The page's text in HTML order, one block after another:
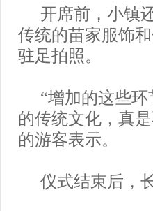
开席前，小镇
传统的苗家服饰
驻足拍照。
“增加的这些
的传统文化，真
的游客表示。
仪式结束后，